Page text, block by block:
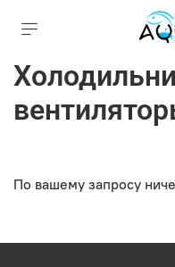
По вашему запросу